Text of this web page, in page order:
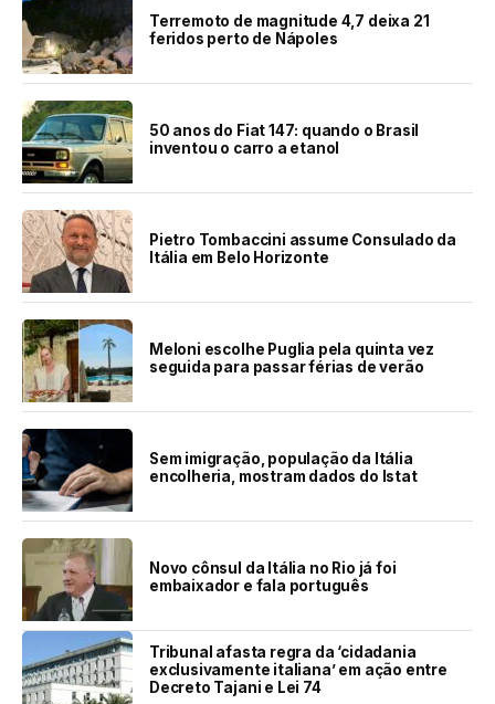
Terremoto de magnitude 4,7 deixa 21
feridos perto de Nápoles
50 anos do Fiat 147: quando o Brasil
inventou o carro a etanol
Pietro Tombaccini assume Consulado da
Itália em Belo Horizonte
Meloni escolhe Puglia pela quinta vez
seguida para passar férias de verão
Sem imigração, população da Itália
encolheria, mostram dados do Istat
Novo cônsul da Itália no Rio já foi
embaixador e fala português
Tribunal afasta regra da ‘cidadania
exclusivamente italiana’ em ação entre
Decreto Tajani e Lei 74